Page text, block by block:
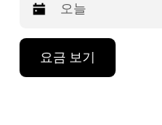
요금 보기